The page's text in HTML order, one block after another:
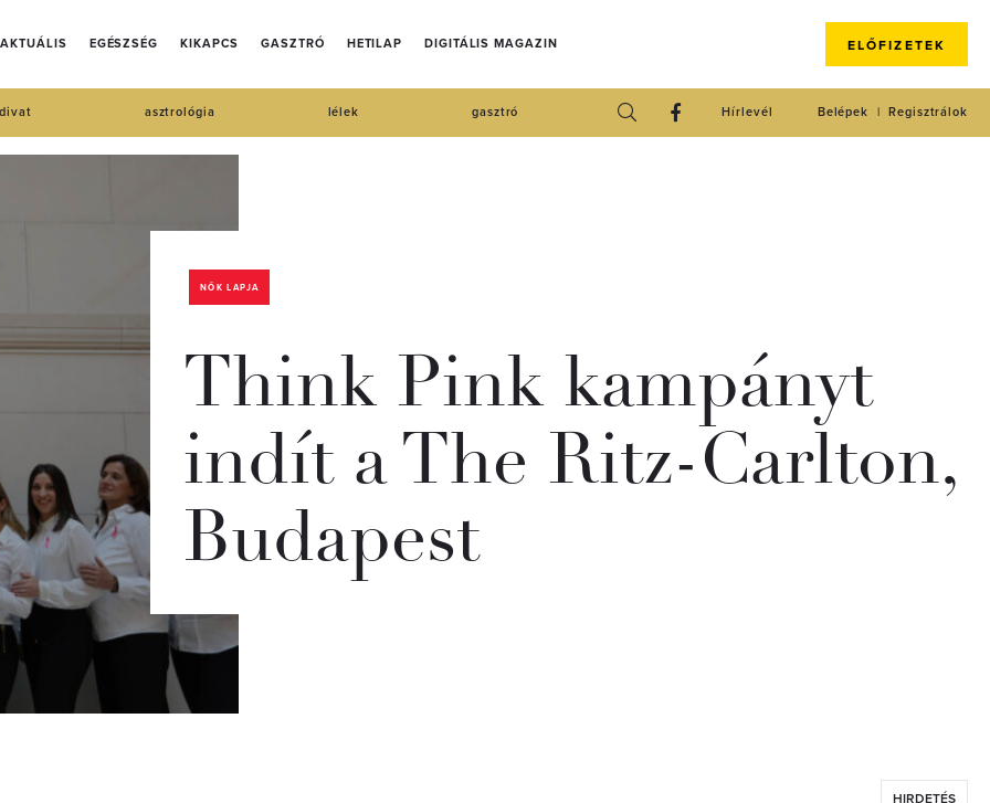
AKTUÁLIS EGÉSZSÉG KIKAPCS GASZTRÓ HETILAP DIGITÁLIS MAGAZIN ELŐFIZETEK
divat asztrológia lélek gasztró Regisztrálok
Belépek
Hírlevél
NŐK LAPJA
Think Pink kampányt
indít a The Ritz-Carlton,
Budapest
HIRDETÉS